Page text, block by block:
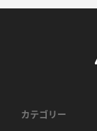
カテゴリー